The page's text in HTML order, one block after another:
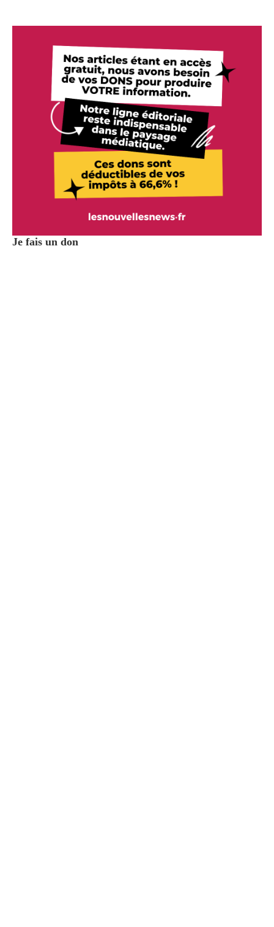
Je fais un don